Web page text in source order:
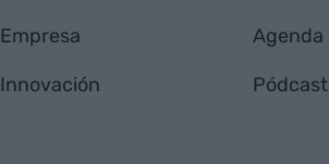
Empresa
Innovación
Agenda
Pódcast